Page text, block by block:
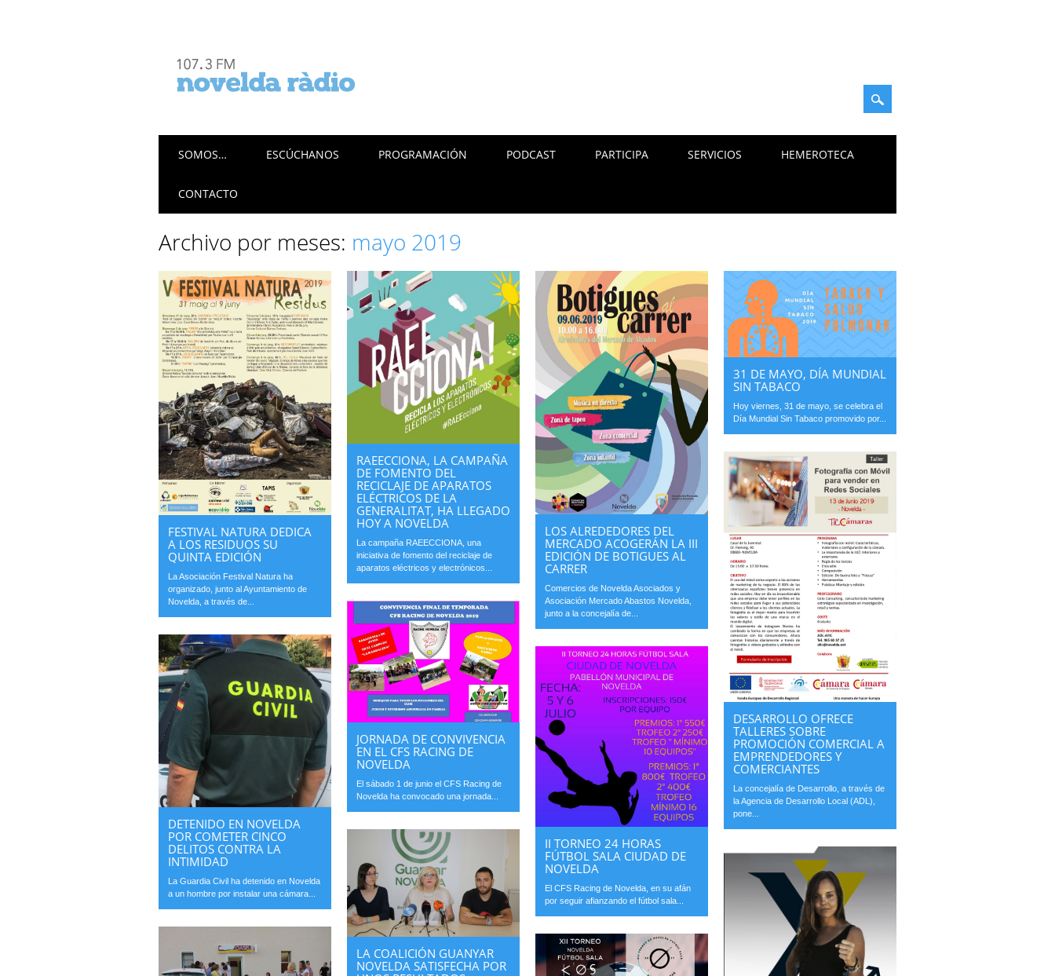
Menú principal
SOMOS… ESCÚCHANOS PROGRAMACIÓN PODCAST PARTICIPA SERVICIOS HEMEROTECA
CONTACTO
Archivo por meses: mayo 2019
FESTIVAL NATURA DEDICA
A LOS RESIDUOS SU
QUINTA EDICIÓN
La Asociación Festival Natura ha
organizado, junto al Ayuntamiento de
Novelda, a través de...
RAEECCIONA, LA CAMPAÑA
DE FOMENTO DEL
RECICLAJE DE APARATOS
ELÉCTRICOS DE LA
GENERALITAT, HA LLEGADO
HOY A NOVELDA
La campaña RAEECCIONA, una
iniciativa de fomento del reciclaje de
aparatos eléctricos y electrónicos...
LOS ALREDEDORES DEL
MERCADO ACOGERÁN LA III
EDICIÓN DE BOTIGUES AL
CARRER
Comercios de Novelda Asociados y
Asociación Mercado Abastos Novelda,
junto a la concejalía de...
31 DE MAYO, DÍA MUNDIAL
SIN TABACO
Hoy viernes, 31 de mayo, se celebra el
Día Mundial Sin Tabaco promovido por...
DESARROLLO OFRECE
TALLERES SOBRE
PROMOCIÓN COMERCIAL A
EMPRENDEDORES Y
COMERCIANTES
La concejalía de Desarrollo, a través de
la Agencia de Desarrollo Local (ADL),
pone...
JORNADA DE CONVIVENCIA
EN EL CFS RACING DE
NOVELDA
El sábado 1 de junio el CFS Racing de
Novelda ha convocado una jornada...
DETENIDO EN NOVELDA
POR COMETER CINCO
DELITOS CONTRA LA
INTIMIDAD
La Guardia Civil ha detenido en Novelda
a un hombre por instalar una cámara...
II TORNEO 24 HORAS
FÚTBOL SALA CIUDAD DE
NOVELDA
El CFS Racing de Novelda, en su afán
por seguir afianzando el fútbol sala...
LA COALICIÓN GUANYAR
NOVELDA SATISFECHA POR